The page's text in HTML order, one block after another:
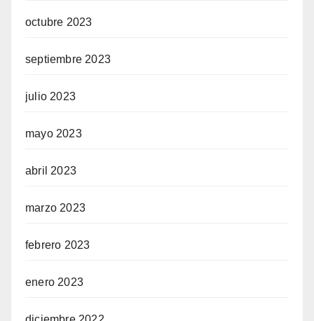
octubre 2023
septiembre 2023
julio 2023
mayo 2023
abril 2023
marzo 2023
febrero 2023
enero 2023